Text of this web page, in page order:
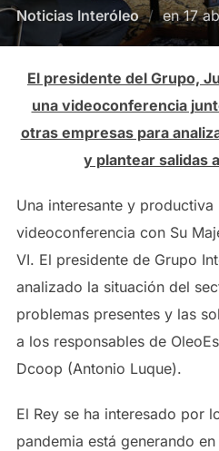
Noticias Interóleo
en
el
17
El presidente del Grupo,
una videoconferencia
otras empresas para
y plantear salidas
Una interesante y
videoconferencia con Su
VI. El presidente de Grupo
analizado la situación del
problemas presentes y las
a los responsables de
Dcoop (Antonio Luque).
El Rey se ha interesado por
pandemia está generando